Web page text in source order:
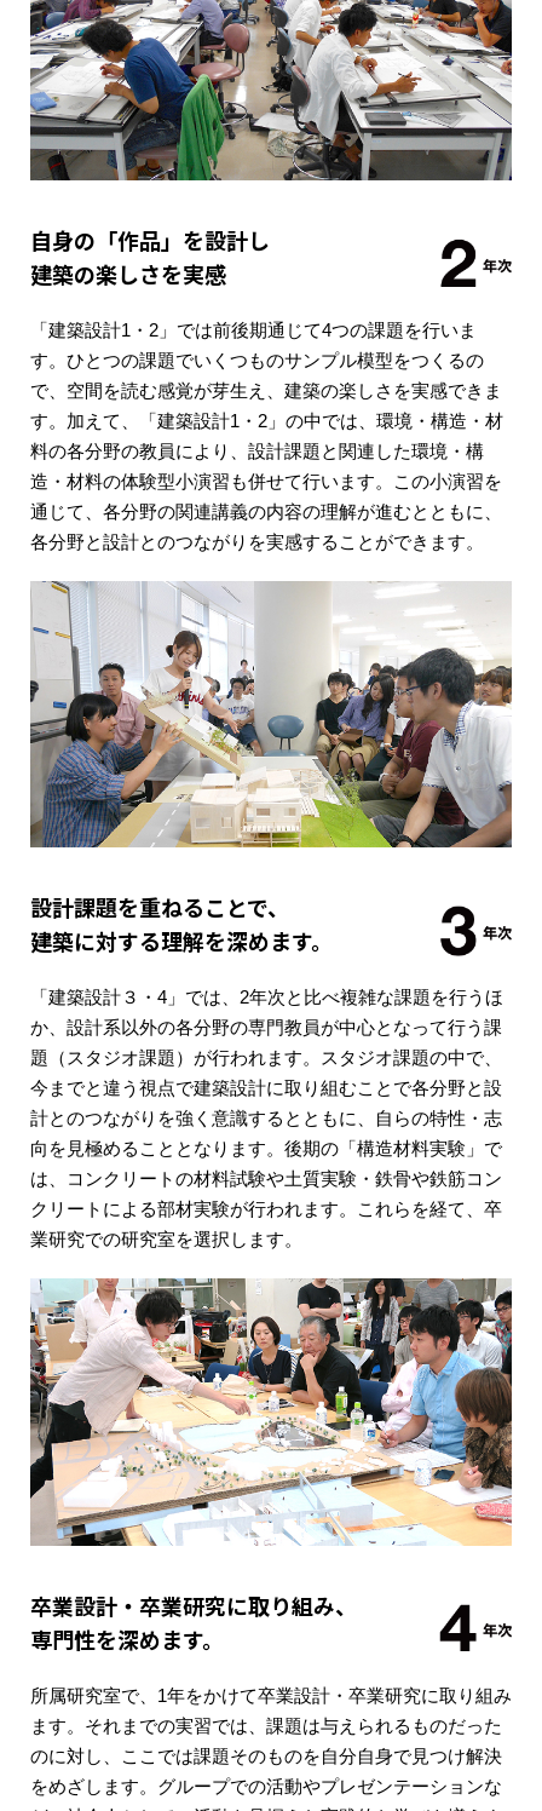
自身の「作品」を設計し
建築の楽しさを実感
「建築設計1・2」では前後期通じて4つの課題を行いま
す。ひとつの課題でいくつものサンプル模型をつくるの
で、空間を読む感覚が芽生え、建築の楽しさを実感できま
す。加えて、「建築設計1・2」の中では、環境・構造・材
料の各分野の教員により、設計課題と関連した環境・構
造・材料の体験型小演習も併せて行います。この小演習を
通じて、各分野の関連講義の内容の理解が進むとともに、
各分野と設計とのつながりを実感することができます。
設計課題を重ねることで、
建築に対する理解を深めます。
「建築設計３・4」では、2年次と比べ複雑な課題を行うほ
か、設計系以外の各分野の専門教員が中心となって行う課
題（スタジオ課題）が行われます。スタジオ課題の中で、
今までと違う視点で建築設計に取り組むことで各分野と設
計とのつながりを強く意識するとともに、自らの特性・志
向を見極めることとなります。後期の「構造材料実験」で
は、コンクリートの材料試験や土質実験・鉄骨や鉄筋コン
クリートによる部材実験が行われます。これらを経て、卒
業研究での研究室を選択します。
卒業設計・卒業研究に取り組み、
専門性を深めます。
所属研究室で、1年をかけて卒業設計・卒業研究に取り組み
ます。それまでの実習では、課題は与えられるものだった
のに対し、ここでは課題そのものを自分自身で見つけ解決
をめざします。グループでの活動やプレゼンテーションな